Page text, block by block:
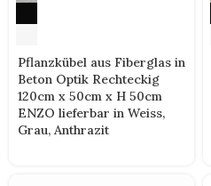
Pflanzkübel aus Fiberglas in
Beton Optik Rechteckig
120cm x 50cm x H 50cm
ENZO lieferbar in Weiss,
Grau, Anthrazit